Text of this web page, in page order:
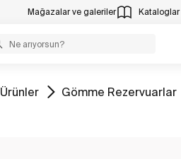
Mağazalar ve galeriler
Tüm
Ürünler Tüm
Gömme Rezervuarlar